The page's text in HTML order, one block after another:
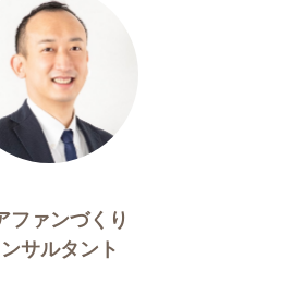
ファンづくり
サルタント